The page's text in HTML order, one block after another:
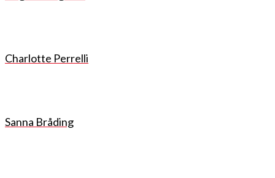
Charlotte Perrelli
Sanna Bråding